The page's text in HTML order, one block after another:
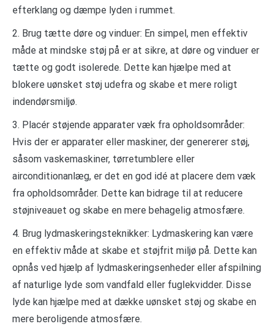
efterklang og dæmpe lyden i rummet.
2. Brug tætte døre og vinduer: En simpel, men effektiv
måde at mindske støj på er at sikre, at døre og vinduer er
tætte og godt isolerede. Dette kan hjælpe med at
blokere uønsket støj udefra og skabe et mere roligt
indendørsmiljø.
3. Placér støjende apparater væk fra opholdsområder:
Hvis der er apparater eller maskiner, der genererer støj,
såsom vaskemaskiner, tørretumblere eller
airconditionanlæg, er det en god idé at placere dem væk
fra opholdsområder. Dette kan bidrage til at reducere
støjniveauet og skabe en mere behagelig atmosfære.
4. Brug lydmaskeringsteknikker: Lydmaskering kan være
en effektiv måde at skabe et støjfrit miljø på. Dette kan
opnås ved hjælp af lydmaskeringsenheder eller afspilning
af naturlige lyde som vandfald eller fuglekvidder. Disse
lyde kan hjælpe med at dække uønsket støj og skabe en
mere beroligende atmosfære.